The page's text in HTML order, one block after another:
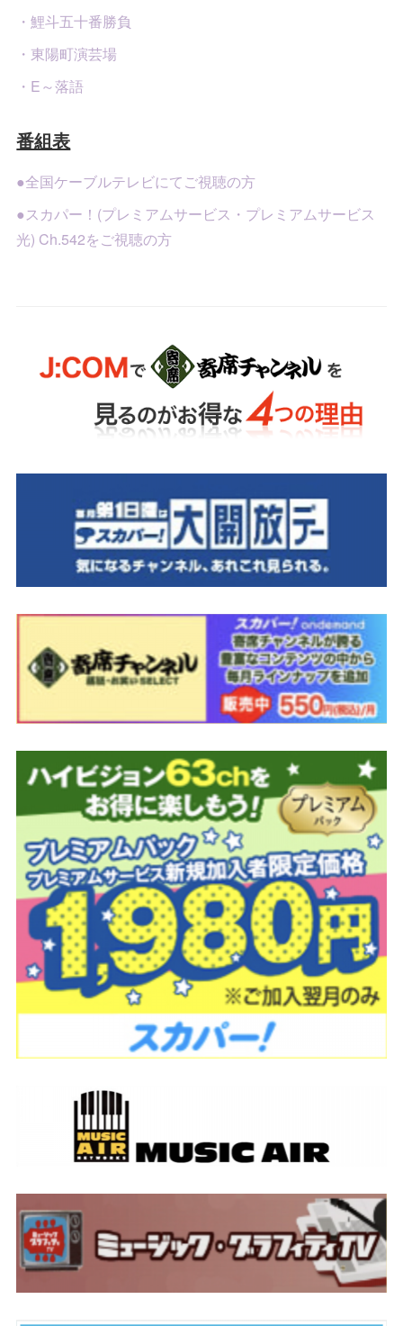
・鯉斗五十番勝負
・東陽町演芸場
・E～落語
番組表
●全国ケーブルテレビにてご視聴の方
●スカパー！(プレミアムサービス・プレミアムサービス
光) Ch.542をご視聴の方